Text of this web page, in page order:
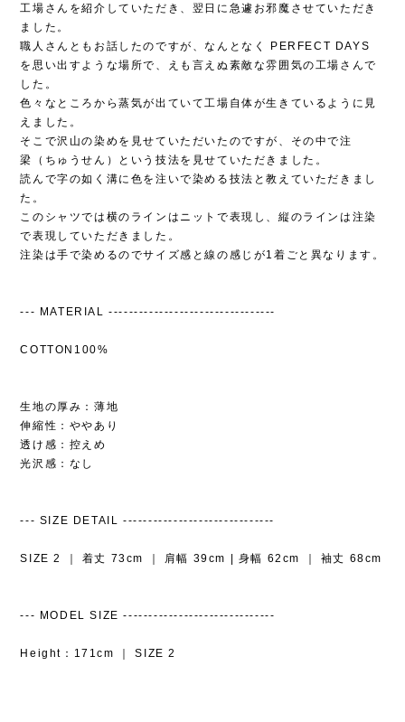
工場さんを紹介していただき、翌日に急遽お邪魔させていただき
ました。
職人さんともお話したのですが、なんとなく PERFECT DAYS
を思い出すような場所で、えも言えぬ素敵な雰囲気の工場さんで
した。
色々なところから蒸気が出ていて工場自体が生きているように見
えました。
そこで沢山の染めを見せていただいたのですが、その中で注
梁（ちゅうせん）という技法を見せていただきました。
読んで字の如く溝に色を注いで染める技法と教えていただきまし
た。
このシャツでは横のラインはニットで表現し、縦のラインは注染
で表現していただきました。
注染は手で染めるのでサイズ感と線の感じが1着ごと異なります。
--- MATERIAL ---------------------------------
COTTON100%
生地の厚み：薄地
伸縮性：ややあり
透け感：控えめ
光沢感：‪なし
--- SIZE DETAIL ------------------------------
SIZE 2 ｜ 着丈 73cm ｜ 肩幅 39cm | 身幅 62cm ｜ 袖丈 68cm
--- MODEL SIZE ------------------------------
Height：171cm ｜ SIZE 2